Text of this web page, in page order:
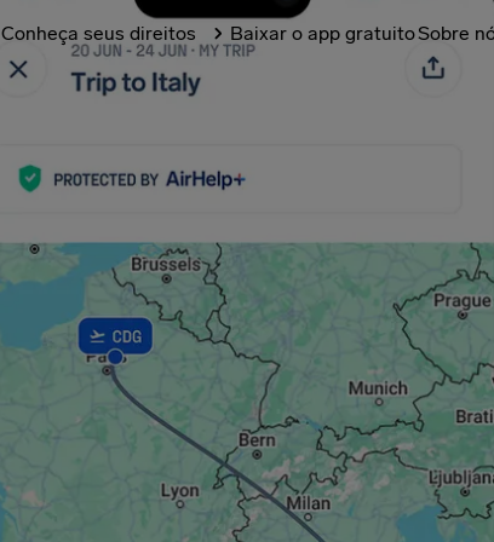
Conheça seus direitos Baixar o app gratuitoSobre